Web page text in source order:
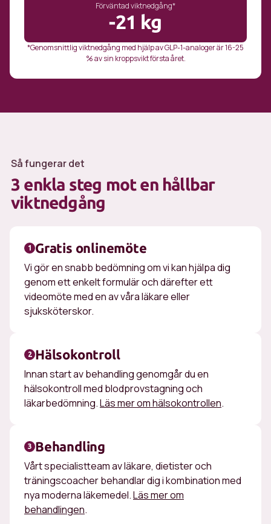
Förväntad viktnedgång*
-21 kg
*Genomsnittlig viktnedgång med hjälp av GLP-1-analoger är 16-25
% av sin kroppsvikt första året.
Så fungerar det
3 enkla steg mot en hållbar
viktnedgång
1 Gratis onlinemöte
Vi gör en snabb bedömning om vi kan hjälpa dig
genom ett enkelt formulär och därefter ett
videomöte med en av våra läkare eller
sjuksköterskor.
2 Hälsokontroll
Innan start av behandling genomgår du en
hälsokontroll med blodprovstagning och
läkarbedömning.Läs mer om hälsokontrollen.
3 Behandling
Vårt specialistteam av läkare, dietister och
träningscoacher behandlar dig i kombination med
nya moderna läkemedel.Läs mer om
behandlingen.